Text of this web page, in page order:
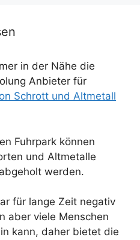
in der Nähe die
Anbieter für
Schrott und Altmetall
Fuhrpark können
und Altmetalle
werden.
für lange Zeit negativ
aber viele Menschen
kann, daher bietet die